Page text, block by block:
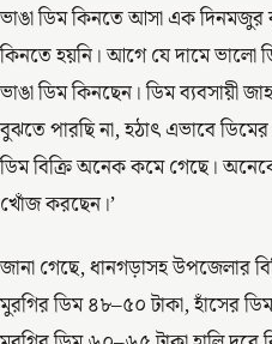
ভাঙা ডিম কিনতে আসা এক
কিনতে হয়নি। আগে যে দামে ভালো
ভাঙা ডিম কিনছেন। ডিম ব্যবসায়ী
বুঝতে পারছি না, হঠাৎ এভাবে
ডিম বিক্রি অনেক কমে গেছে।
খোঁজ করছেন।’
জানা গেছে, ধানগড়াসহ উপজেলার
মুরগির ডিম ৪৮–৫০ টাকা, হাঁসের